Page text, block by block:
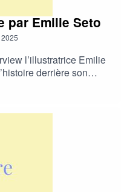
par Emilie Seto
l’illustratrice Emilie
derrière son
et de son
ici” à retrouver dans
tout l’été